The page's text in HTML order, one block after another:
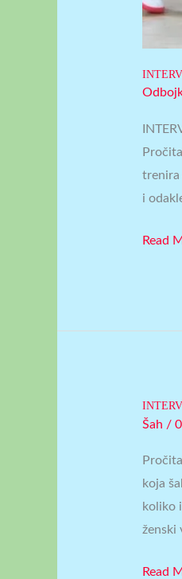
trenira
i
Read
Šah /
koja
koliko
ženski
SA
Read